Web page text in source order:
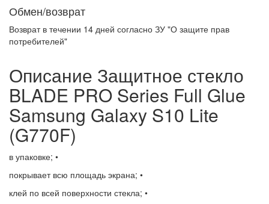
Обмен/возврат
Возврат в течении 14 дней согласно ЗУ "О защите прав
потребителей"
Описание Защитное стекло
BLADE PRO Series Full Glue
Samsung Galaxy S10 Lite
(G770F)
в упаковке; •
покрывает всю площадь экрана; •
клей по всей поверхности стекла; •